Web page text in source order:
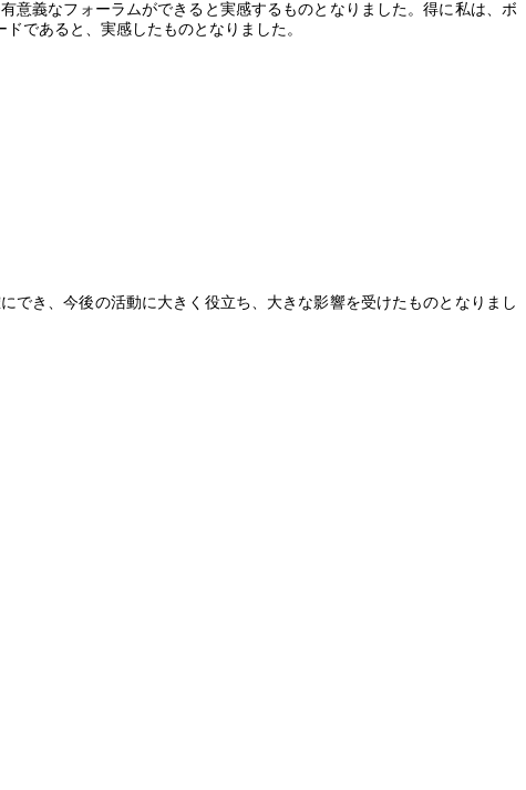
意義なフォーラムができると実感するものとなりました。得に私は、ボ
であると、実感したものとなりました。
でき、今後の活動に大きく役立ち、大きな影響を受けたものとなりまし